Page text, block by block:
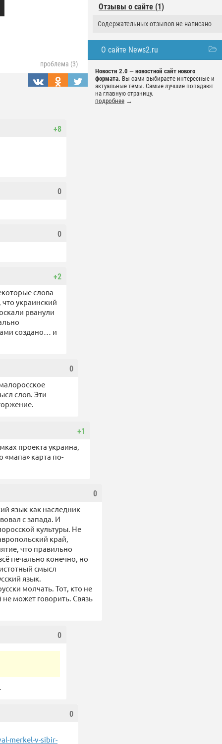
Отзывы о сайте (1)
Содержательных отзывов не написано
О сайте News2.ru
Новости 2.0 — новостной сайт нового
формата. Вы сами выбираете интересные и
актуальные темы. Самые лучшие попадают
на главную страницу.
подробнее →
проблема (3)
+8
0
0
+2
слова
украинский
рванули
создано… и
0
слов. Эти
+1
проекта украина,
«мапа» карта по-
0
язык как наследник
с запада. И
культуры. Не
край,
что правильно
печально конечно, но
смысл
язык.
молчать. Тот, кто не
может говорить. Связь
0
0
merkel-v-sibir-